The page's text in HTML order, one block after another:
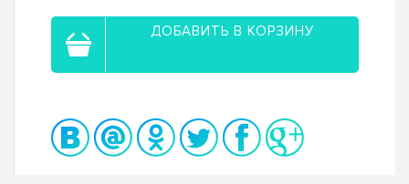
ДОБАВИТЬ В КОРЗИНУ